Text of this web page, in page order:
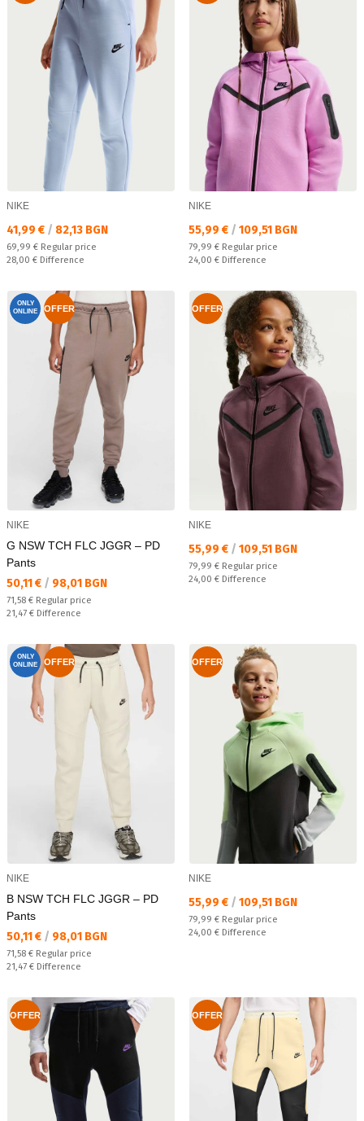
NIKE
Текуща цена:
41,99 € / 82,13 BGN
Regular price:
69,99 € Regular price
Спестявате:
28,00 € Difference
NIKE
Текуща цена:
55,99 € / 109,51 BGN
Regular price:
79,99 € Regular price
Спестявате:
24,00 € Difference
ONLY
ONLINE
OFFER
NIKE
G NSW TCH FLC JGGR – PD
Pants
Текуща цена:
50,11 € / 98,01 BGN
Regular price:
71,58 € Regular price
Спестявате:
21,47 € Difference
OFFER
NIKE
Текуща цена:
55,99 € / 109,51 BGN
Regular price:
79,99 € Regular price
Спестявате:
24,00 € Difference
ONLY
ONLINE
OFFER
NIKE
B NSW TCH FLC JGGR – PD
Pants
Текуща цена:
50,11 € / 98,01 BGN
Regular price:
71,58 € Regular price
Спестявате:
21,47 € Difference
OFFER
NIKE
Текуща цена:
55,99 € / 109,51 BGN
Regular price:
79,99 € Regular price
Спестявате:
24,00 € Difference
OFFER OFFER